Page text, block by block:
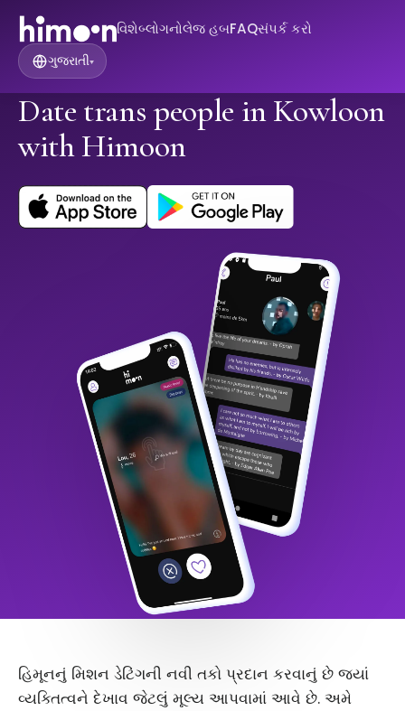
વિશેબ્લોગનોલેજ હબFAQસંપર્ક કરો
ગુજરાતી▾
Date trans people in Kowloon
with Himoon
હિમૂનનું મિશન ડેટિંગની નવી તકો પ્રદાન કરવાનું છે જ્યાં
વ્યક્તિત્વને દેખાવ જેટલું મૂલ્ય આપવામાં આવે છે. અમે